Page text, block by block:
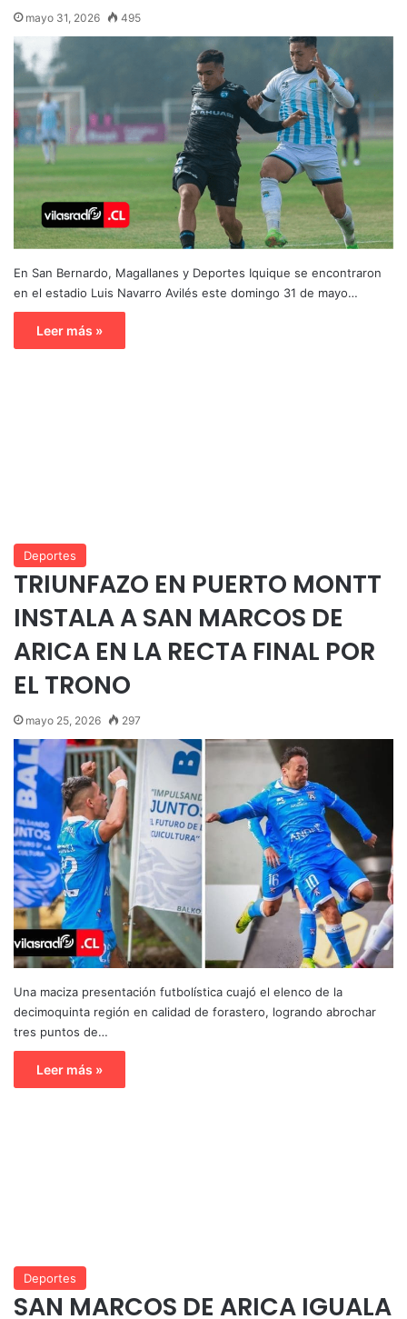
mayo 31, 2026 495
En San Bernardo, Magallanes y Deportes Iquique se encontraron
en el estadio Luis Navarro Avilés este domingo 31 de mayo…
Leer más »
Deportes
TRIUNFAZO EN PUERTO MONTT
INSTALA A SAN MARCOS DE
ARICA EN LA RECTA FINAL POR
EL TRONO
mayo 25, 2026 297
Una maciza presentación futbolística cuajó el elenco de la
decimoquinta región en calidad de forastero, logrando abrochar
tres puntos de…
Leer más »
Deportes
SAN MARCOS DE ARICA IGUALA